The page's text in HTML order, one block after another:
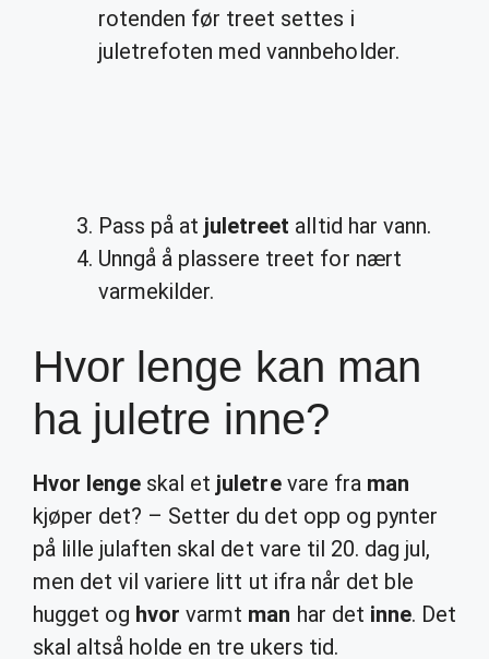
rotenden før treet settes i
juletrefoten med vannbeholder.
Pass på at juletreet alltid har vann.
Unngå å plassere treet for nært
varmekilder.
Hvor lenge kan man
ha juletre inne?
Hvor lenge skal et juletrevare fra man
kjøper det? – Setter du det opp og pynter
på lille julaften skal det vare til 20. dag jul,
men det vil variere litt ut ifra når det ble
hugget og hvor varmt man har det inne. Det
skal altså holde en tre ukers tid.